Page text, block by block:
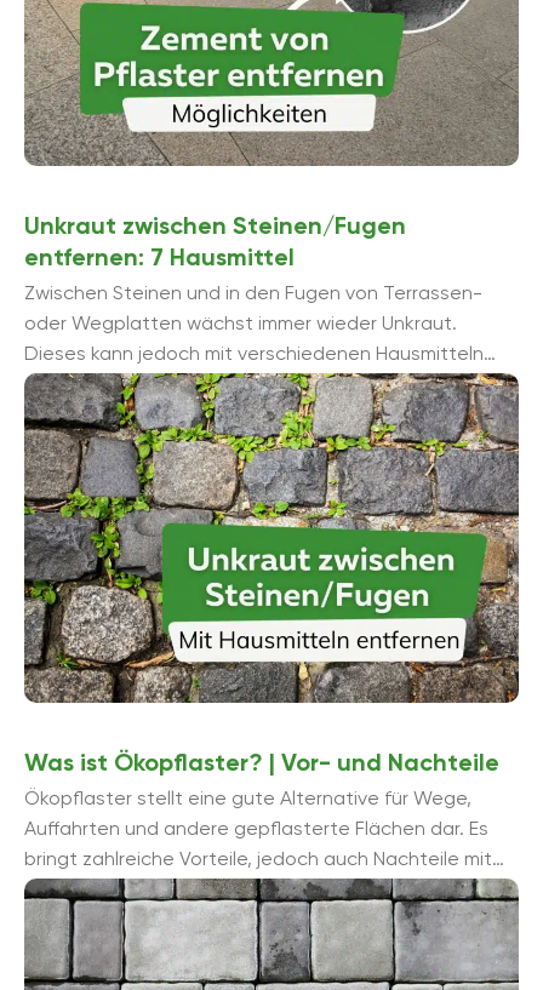
Unkraut zwischen Steinen/Fugen
entfernen: 7 Hausmittel
Zwischen Steinen und in den Fugen von Terrassen-
oder Wegplatten wächst immer wieder Unkraut.
Dieses kann jedoch mit verschiedenen Hausmitteln
wirksam entfernt werden. Denn dekorativ sieht es
nicht aus.
Was ist Ökopflaster? | Vor- und Nachteile
Ökopflaster stellt eine gute Alternative für Wege,
Auffahrten und andere gepflasterte Flächen dar. Es
bringt zahlreiche Vorteile, jedoch auch Nachteile mit
sich. Dieser Ratgeber zeigt, worauf zu achten ...